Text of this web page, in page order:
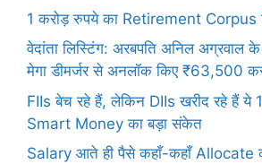
1 करोड़ रुपये का Retirement Corpus
वेदांता लिस्टिंग: अरबपति अनिल अग्रवाल
मेगा डीमर्जर से अनलॉक किए ₹63,500
FIIs बेच रहे हैं, लेकिन DIIs खरीद रहे हैं ये
Smart Money का बड़ा संकेत
Salary आते ही पैसे कहाँ-कहाँ Allocate